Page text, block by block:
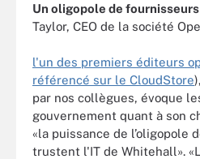
Un oligopole de fournisseurs
Taylor, CEO de la société
l'un des premiers éditeurs
référencé sur le CloudStore
par nos collègues, évoque
gouvernement quant à son
«la puissance de l’oligopole
trustent l'IT de Whitehall».